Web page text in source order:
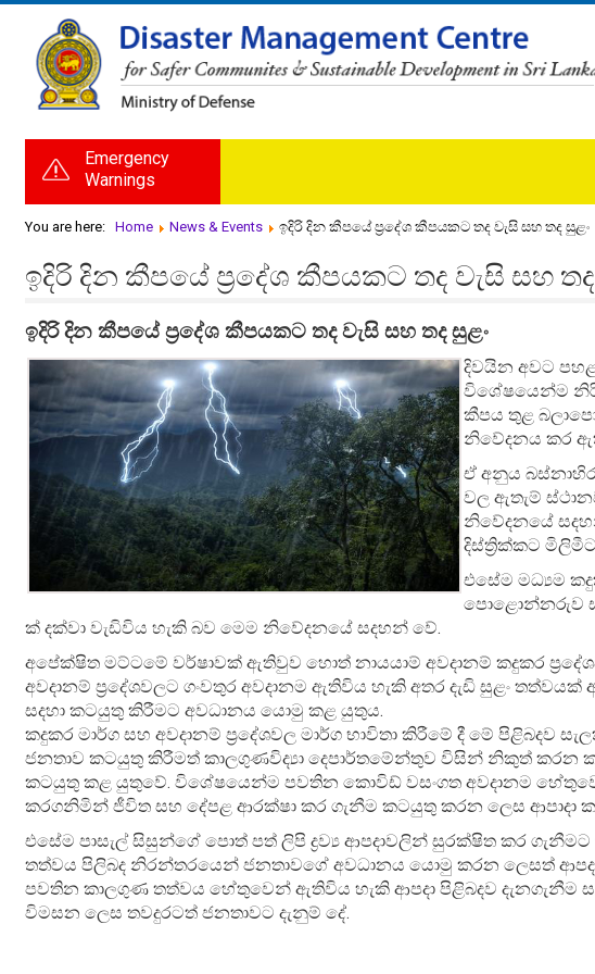
Emergency
Warnings
You are here: Home News & Events ඉදිරි දින කීපයේ ප්‍රදේශ කීපයකට තද වැසි සහ තද සුළං
ඉදිරි දින කීපයේ ප්‍රදේශ කීපයකට තද වැසි සහ
ඉදිරි දින කීපයේ ප්‍රදේශ කීපයකට තද වැසි සහ තද සුළං
දිවයින අවට
විශේෂයෙන්ම
කීපය තුළ
නිවේදනය කර
ඒ අනුය
වල ඇතැම්
නිවේදනයේ
දිස්ත්‍රික්කට
එසේම මධ්‍යම
පොළොන්නරුව
ක් දක්වා වැඩිවිය හැකි බව මෙම නිවේදනයේ සදහන් වේ.
අපේක්ෂිත මට්ටමේ වර්ෂාවක් ඇතිවුව හොත් නායයාම් අවදානම් කදුකර
අවදානම් ප්‍රදේශවලට ගංවතුර අවදානම ඇතිවිය හැකි අතර දැඩි සුළං
සදහා කටයුතු කිරීමට අවධානය යොමු කළ යුතුය.
කදුකර මාර්ග සහ අවදානම් ප්‍රදේශවල මාර්ග භාවිතා කිරීමේ දී මේ පිළිබදව
ජනතාව කටයුතු කිරීමත් කාලගුණවිද්‍යා දෙපාර්තමේන්තුව විසින් නිකුත් කරන
කටයුතු කළ යුතුවේ. විශේෂයෙන්ම පවතින කොවිඩ් වසංගත අවදානම
කරගනිමින් ජීවිත සහ දේපළ ආරක්ෂා කර ගැනීම කටයුතු කරන ලෙස ආපාදා
එසේම පාසැල් සිසුන්ගේ පොත් පත් ලිපි ද්‍රව්‍ය ආපදාවලින් සුරක්ෂිත කර
තත්වය පිලිබද නිරන්තරයෙන් ජනතාවගේ අවධානය යොමු කරන ලෙසත්
පවතින කාලගුණ තත්වය හේතුවෙන් ඇතිවිය හැකි ආපදා පිළිබදව දැනගැනීම
විමසන ලෙස තවදුරටත් ජනතාවට දැනුම් දේ.